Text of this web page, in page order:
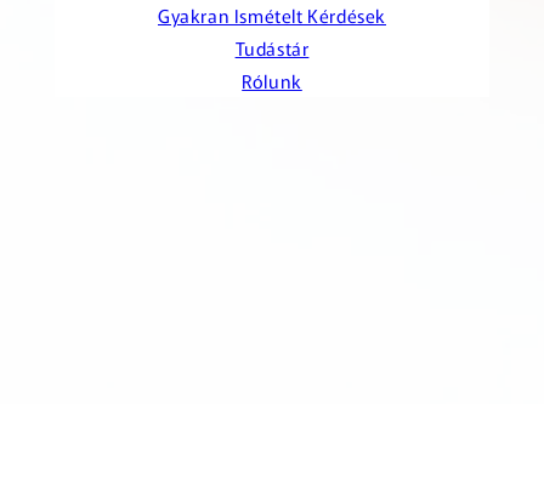
Gyakran Ismételt Kérdések
Tudástár
Rólunk